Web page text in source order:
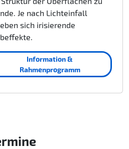
Je nach Lichteinfall
sich irisierende
Information &
Rahmenprogramm